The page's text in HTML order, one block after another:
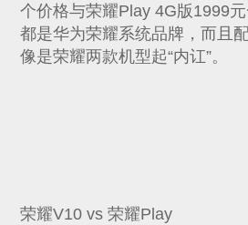
个价格与荣耀Play 4G版1999
都是华为荣耀系统品牌，而且
像是荣耀两款机型起“内讧”。
荣耀V10 vs 荣耀Play